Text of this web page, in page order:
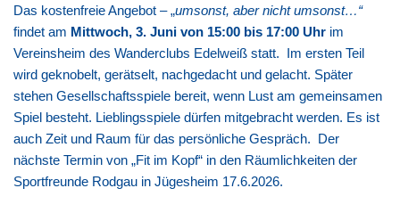
Das kostenfreie Angebot – „umsonst, aber nicht umsonst…“
findet am Mittwoch, 3. Juni von 15:00 bis 17:00 Uhr im
Vereinsheim des Wanderclubs Edelweiß statt. Im ersten Teil
wird geknobelt, gerätselt, nachgedacht und gelacht. Später
stehen Gesellschaftsspiele bereit, wenn Lust am gemeinsamen
Spiel besteht. Lieblingsspiele dürfen mitgebracht werden. Es ist
auch Zeit und Raum für das persönliche Gespräch. Der
nächste Termin von „Fit im Kopf“ in den Räumlichkeiten der
Sportfreunde Rodgau in Jügesheim 17.6.2026.